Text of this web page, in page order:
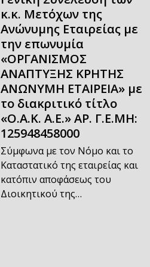
κ.κ. Μετόχων της
Ανώνυμης Εταιρείας με
την επωνυμία
«ΟΡΓΑΝΙΣΜΟΣ
ΑΝΑΠΤΥΞΗΣ ΚΡΗΤΗΣ
ΑΝΩΝΥΜΗ ΕΤΑΙΡΕΙΑ» με
το διακριτικό τίτλο
«Ο.Α.Κ. Α.Ε.» ΑΡ. Γ.Ε.ΜΗ:
125948458000
Σύμφωνα με τον Νόμο και το
Καταστατικό της εταιρείας και
κατόπιν αποφάσεως του
Διοικητικού της…